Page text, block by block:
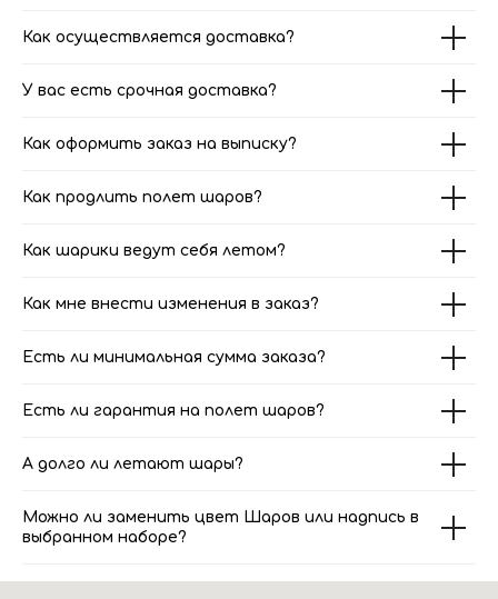
Как осуществляется доставка?
У вас есть срочная доставка?
Как оформить заказ на выписку?
Как продлить полет шаров?
Как шарики ведут себя летом?
Как мне внести изменения в заказ?
Есть ли минимальная сумма заказа?
Есть ли гарантия на полет шаров?
А долго ли летают шары?
Можно ли заменить цвет Шаров или надпись в
выбранном наборе?